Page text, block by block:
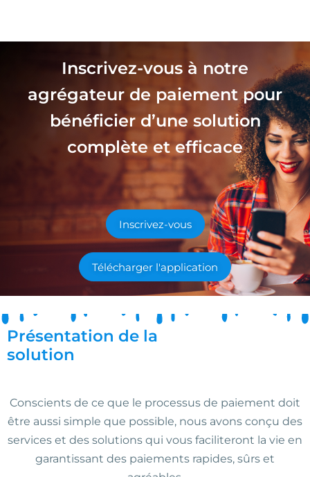
Inscrivez-vous à notre
agrégateur de paiement pour
bénéficier d’une solution
complète et efficace
Inscrivez-vous
Télécharger l'application
Présentation de la
solution
Conscients de ce que le processus de paiement doit
être aussi simple que possible, nous avons conçu des
services et des solutions qui vous faciliteront la vie en
garantissant des paiements rapides, sûrs et